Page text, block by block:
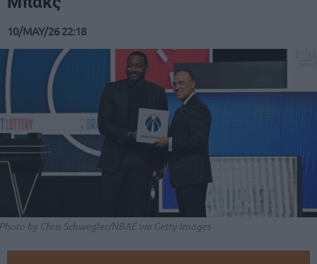
10/MAY/26 22:18
by Chris Schwegler/NBAE via Getty Images